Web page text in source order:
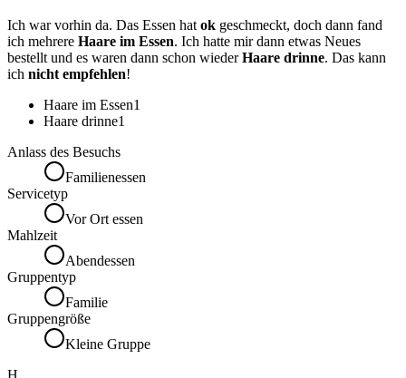
Ich war vorhin da. Das Essen hat ok geschmeckt, doch dann fand
ich mehrere Haare im Essen. Ich hatte mir dann etwas Neues
bestellt und es waren dann schon wiederHaare drinne. Das kann
ich nicht empfehlen!
Haare im Essen1
Haare drinne1
Anlass des Besuchs
Familienessen
Servicetyp
Vor Ort essen
Mahlzeit
Abendessen
Gruppentyp
Familie
Gruppengröße
Kleine Gruppe